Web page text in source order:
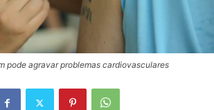
pode agravar problemas cardiovasculares